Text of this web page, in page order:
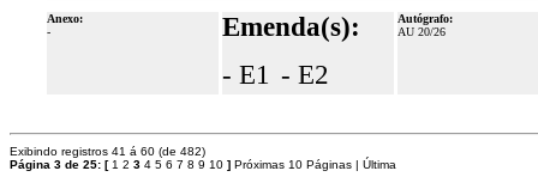
Anexo:
-
Emenda(s):
- E1 - E2
Autógrafo:
AU 20/26
Exibindo registros 41 á 60 (de 482)
Página 3 de 25: [ 1 2 3 4 5 6 7 8 9 10 ] Próximas 10 Páginas | Última